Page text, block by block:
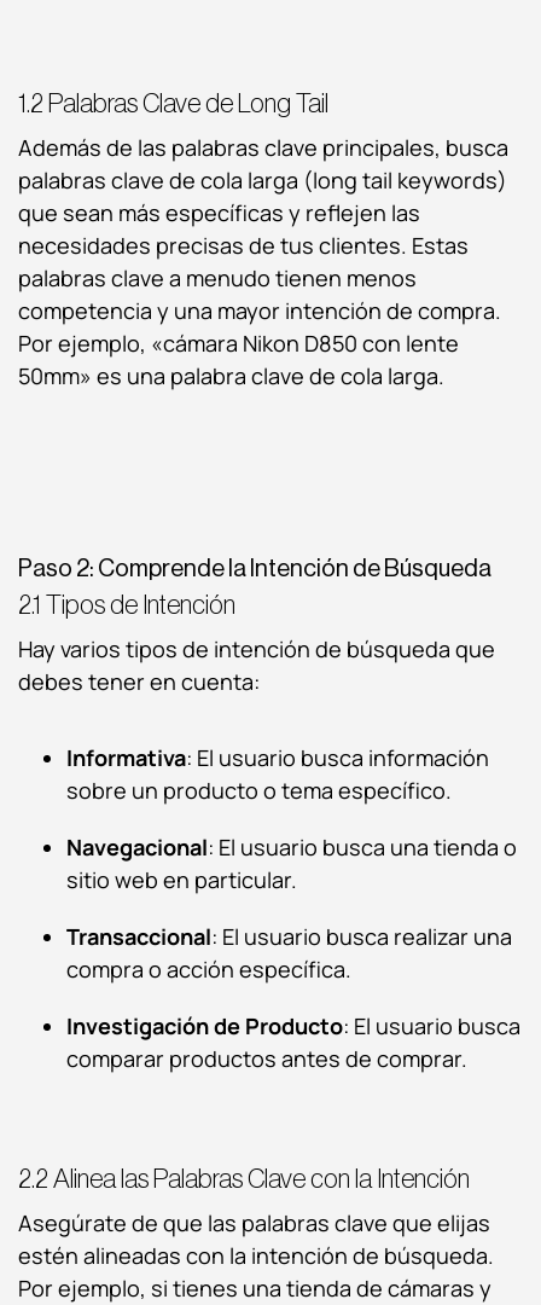
1.2 Palabras Clave de Long Tail
Además de las palabras clave principales, busca
palabras clave de cola larga (long tail keywords)
que sean más específicas y reflejen las
necesidades precisas de tus clientes. Estas
palabras clave a menudo tienen menos
competencia y una mayor intención de compra.
Por ejemplo, «cámara Nikon D850 con lente
50mm» es una palabra clave de cola larga.
Paso 2: Comprende la Intención de Búsqueda
2.1 Tipos de Intención
Hay varios tipos de intención de búsqueda que
debes tener en cuenta:
Informativa: El usuario busca información
sobre un producto o tema específico.
Navegacional: El usuario busca una tienda o
sitio web en particular.
Transaccional: El usuario busca realizar una
compra o acción específica.
Investigación de Producto: El usuario busca
comparar productos antes de comprar.
2.2 Alinea las Palabras Clave con la Intención
Asegúrate de que las palabras clave que elijas
estén alineadas con la intención de búsqueda.
Por ejemplo, si tienes una tienda de cámaras y